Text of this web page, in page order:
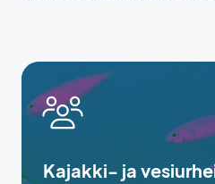
Kajakki- ja